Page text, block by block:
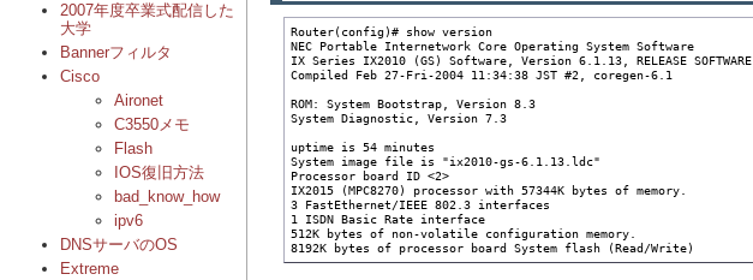
2007年度卒業式配信した
大学
Bannerフィルタ
Cisco
Aironet
C3550メモ
Flash
IOS復旧方法
bad_know_how
ipv6
DNSサーバのOS
Extreme
Router(config)# show version
NEC Portable Internetwork Core Operating System Software
IX Series IX2010 (GS) Software, Version 6.1.13, RELEASE SOFTWARE
Compiled Feb 27-Fri-2004 11:34:38 JST #2, coregen-6.1
ROM: System Bootstrap, Version 8.3
System Diagnostic, Version 7.3
uptime is 54 minutes
System image file is "ix2010-gs-6.1.13.ldc"
Processor board ID <2>
IX2015 (MPC8270) processor with 57344K bytes of memory.
3 FastEthernet/IEEE 802.3 interfaces
1 ISDN Basic Rate interface
512K bytes of non-volatile configuration memory.
8192K bytes of processor board System flash (Read/Write)